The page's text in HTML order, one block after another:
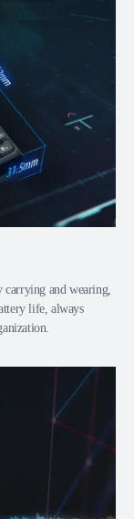
carrying and wearing,
life, always